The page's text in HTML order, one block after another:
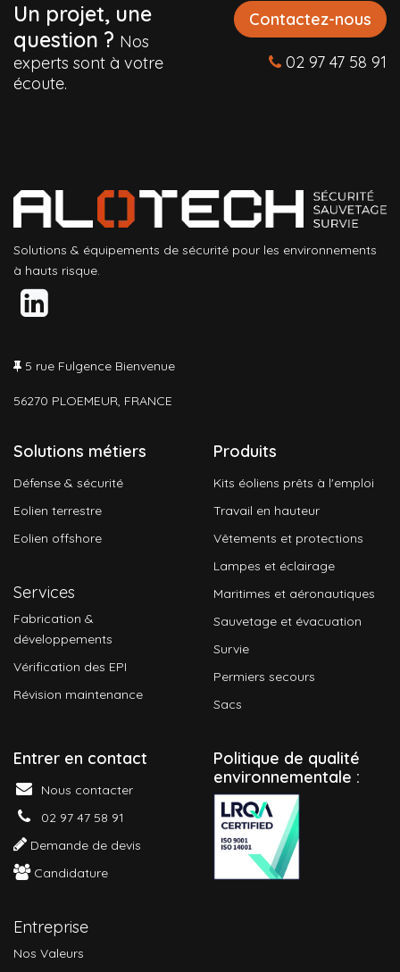
Un projet, une
question ? Nos
experts sont à votre
écoute.
Contactez-nous
02 97 47 58 91
Solutions & équipements de sécurité pour les environnements
à hauts risque.
5 rue Fulgence Bienvenue
56270 PLOEMEUR, FRANCE
Solutions métiers
Défense & sécurité
Eolien terrestre
Eolien offshore
Services
Fabrication &
développements
Vérification des EPI
Révision maintenance
Produits
Kits éoliens prêts à l'emploi
Travail en hauteur
Vêtements et protections
Lampes et éclairage
Maritimes et aéronautiques
Sauvetage et évacuation
Survie
Permiers secours
Sacs
Entrer en contact
Nous contacter
02 97 47 58 91
Demande de devis
Candidature
Entreprise
Nos Valeurs
Politique de qualité
environnementale :